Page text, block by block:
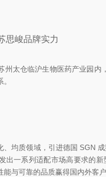
峻品牌实力
州太仓临沪生物医药产业园
、均质领域，引进德国 SGN
出一系列适配市场高要求的
与可靠的品质赢得国内外客户